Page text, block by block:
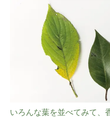
いろんな葉を並べてみて、